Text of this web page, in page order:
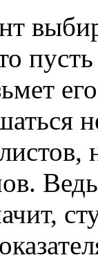
пусть